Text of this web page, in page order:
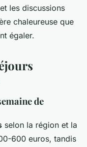
les discussions
chaleureuse que
égaler.
de
selon la région et la
600 euros, tandis